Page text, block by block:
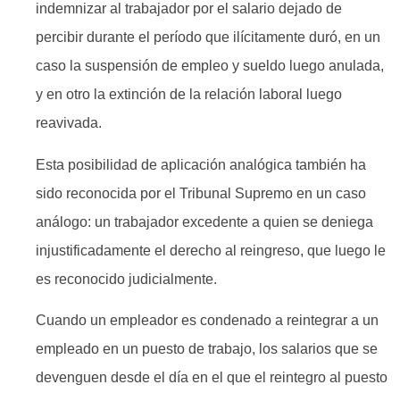
indemnizar al trabajador por el salario dejado de
percibir durante el período que ilícitamente duró, en un
caso la suspensión de empleo y sueldo luego anulada,
y en otro la extinción de la relación laboral luego
reavivada.
Esta posibilidad de aplicación analógica también ha
sido reconocida por el Tribunal Supremo en un caso
análogo: un trabajador excedente a quien se deniega
injustificadamente el derecho al reingreso, que luego le
es reconocido judicialmente.
Cuando un empleador es condenado a reintegrar a un
empleado en un puesto de trabajo, los salarios que se
devenguen desde el día en el que el reintegro al puesto